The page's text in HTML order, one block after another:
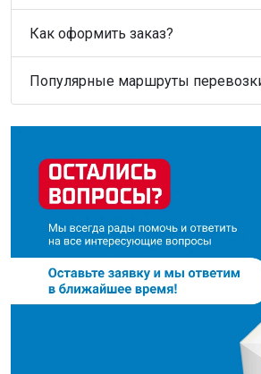
Как оформить заказ?
Популярные маршруты